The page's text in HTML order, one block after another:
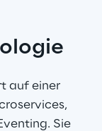
auf einer
Sie